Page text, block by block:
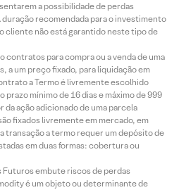
a possibilidade de perdas
recomendada para o investimento
cliente não está garantido neste tipo de
contratos para compra ou a venda de uma
a um preço fixado, para liquidação em
a Termo é livremente escolhido
mínimo de 16 dias e máximo de 999
ação adicionado de uma parcela
fixados livremente em mercado, em
transação a termo requer um depósito de
em duas formas: cobertura ou
embute riscos de perdas
é um objeto ou determinante de